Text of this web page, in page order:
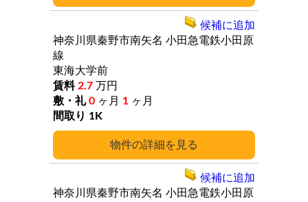
詳細
神奈川県秦野市南矢名 小田急電鉄小田原
線
東海大学前
2.7 万円
0 ヶ月 1 ヶ月
1K
候補に追加
神奈川県秦野市南矢名 小田急電鉄小田原
候補に追加